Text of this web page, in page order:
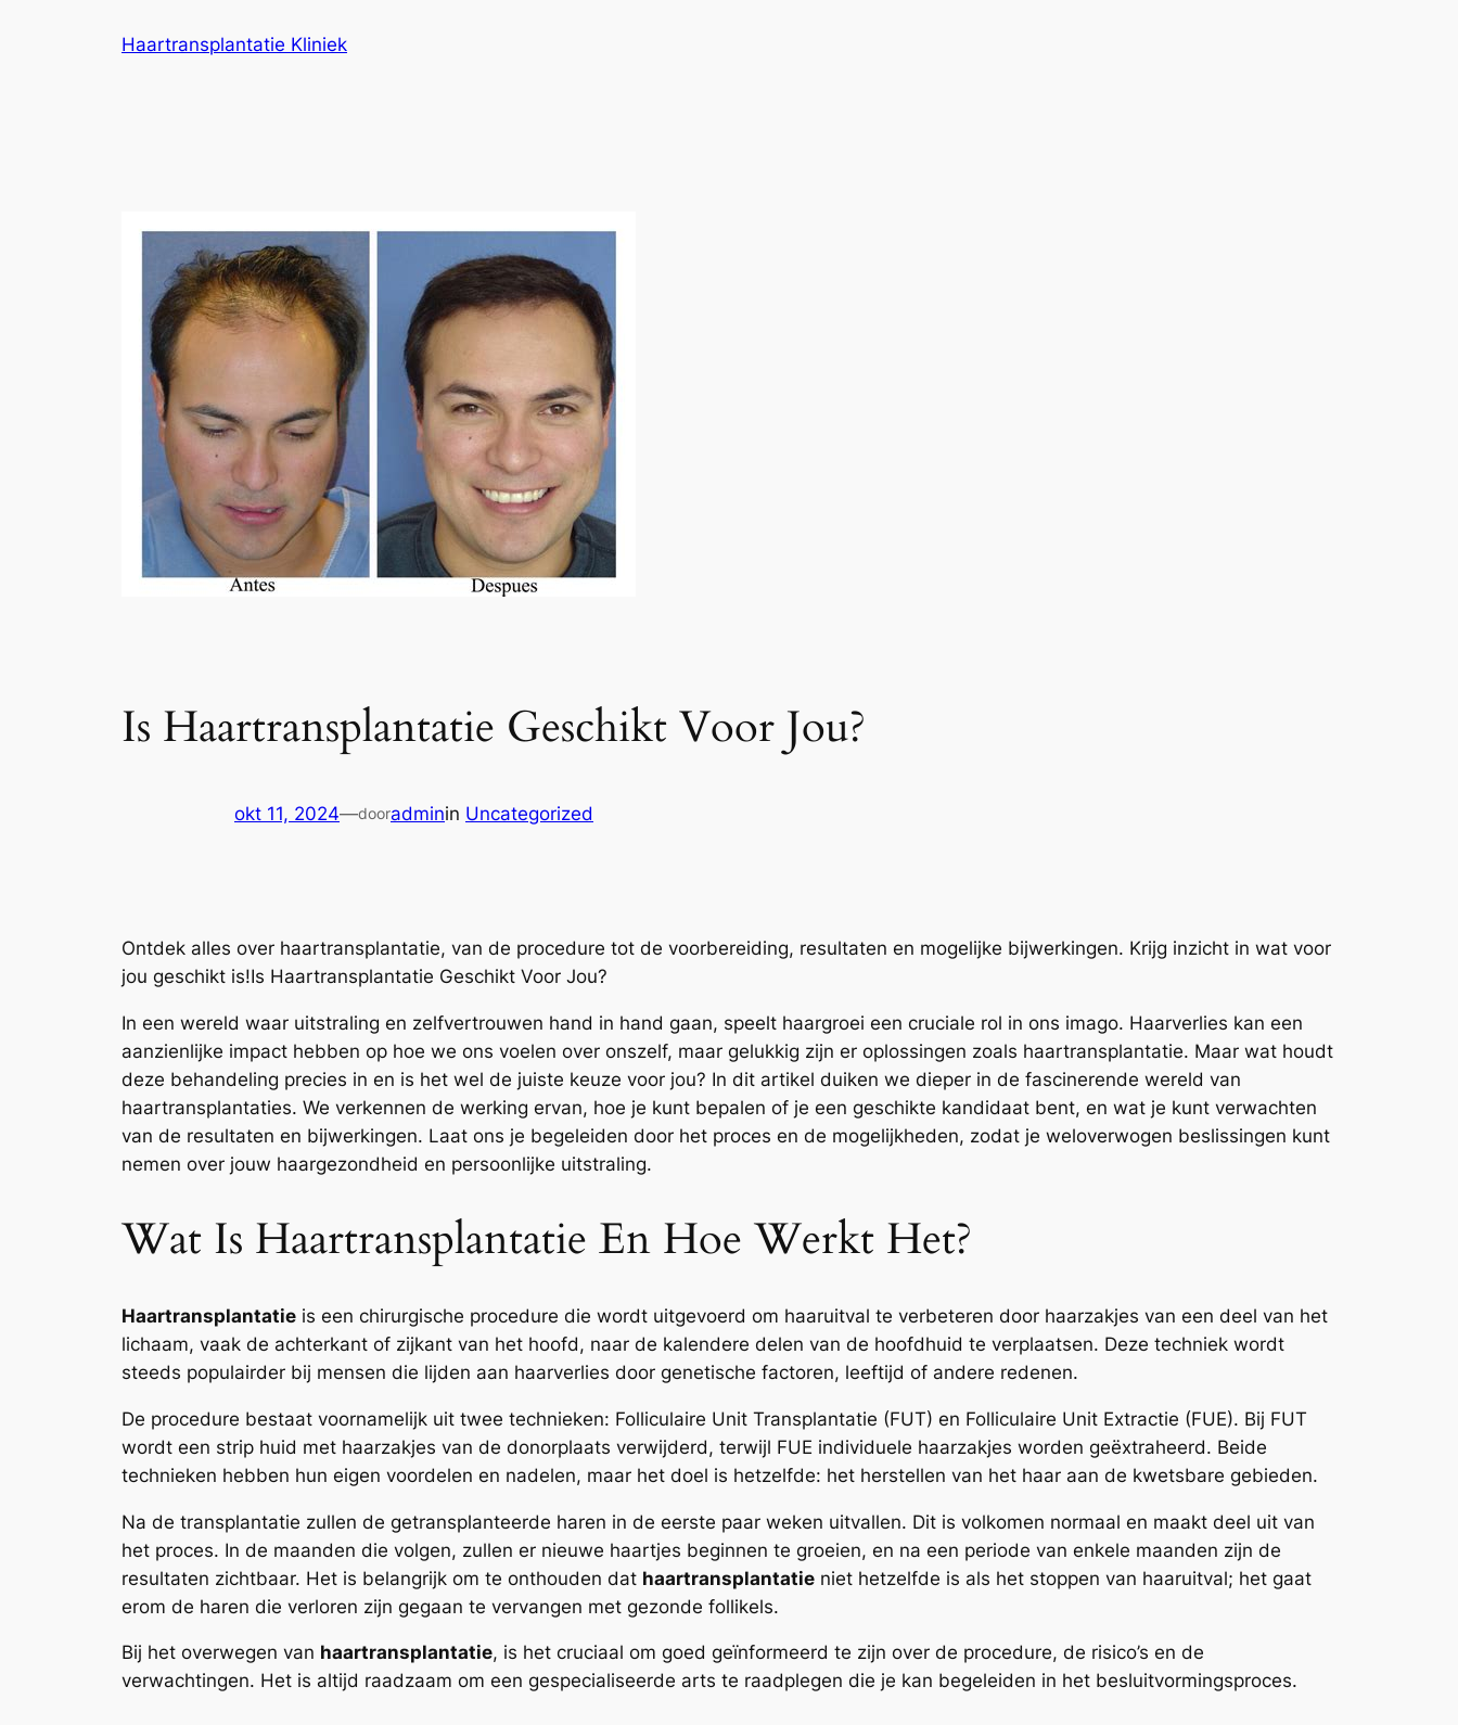
Haartransplantatie Kliniek
Is Haartransplantatie Geschikt Voor Jou?
okt 11, 2024—dooradminin Uncategorized
Ontdek alles over haartransplantatie, van de procedure tot de voorbereiding, resultaten en mogelijke bijwerkingen. Krijg inzicht in wat voor
jou geschikt is!Is Haartransplantatie Geschikt Voor Jou?
In een wereld waar uitstraling en zelfvertrouwen hand in hand gaan, speelt haargroei een cruciale rol in ons imago. Haarverlies kan een
aanzienlijke impact hebben op hoe we ons voelen over onszelf, maar gelukkig zijn er oplossingen zoals haartransplantatie. Maar wat houdt
deze behandeling precies in en is het wel de juiste keuze voor jou? In dit artikel duiken we dieper in de fascinerende wereld van
haartransplantaties. We verkennen de werking ervan, hoe je kunt bepalen of je een geschikte kandidaat bent, en wat je kunt verwachten
van de resultaten en bijwerkingen. Laat ons je begeleiden door het proces en de mogelijkheden, zodat je weloverwogen beslissingen kunt
nemen over jouw haargezondheid en persoonlijke uitstraling.
Wat Is Haartransplantatie En Hoe Werkt Het?
Haartransplantatie is een chirurgische procedure die wordt uitgevoerd om haaruitval te verbeteren door haarzakjes van een deel van het
lichaam, vaak de achterkant of zijkant van het hoofd, naar de kalendere delen van de hoofdhuid te verplaatsen. Deze techniek wordt
steeds populairder bij mensen die lijden aan haarverlies door genetische factoren, leeftijd of andere redenen.
De procedure bestaat voornamelijk uit twee technieken: Folliculaire Unit Transplantatie (FUT) en Folliculaire Unit Extractie (FUE). Bij FUT
wordt een strip huid met haarzakjes van de donorplaats verwijderd, terwijl FUE individuele haarzakjes worden geëxtraheerd. Beide
technieken hebben hun eigen voordelen en nadelen, maar het doel is hetzelfde: het herstellen van het haar aan de kwetsbare gebieden.
Na de transplantatie zullen de getransplanteerde haren in de eerste paar weken uitvallen. Dit is volkomen normaal en maakt deel uit van
het proces. In de maanden die volgen, zullen er nieuwe haartjes beginnen te groeien, en na een periode van enkele maanden zijn de
resultaten zichtbaar. Het is belangrijk om te onthouden dat haartransplantatie niet hetzelfde is als het stoppen van haaruitval; het gaat
erom de haren die verloren zijn gegaan te vervangen met gezonde follikels.
Bij het overwegen van haartransplantatie, is het cruciaal om goed geïnformeerd te zijn over de procedure, de risico’s en de
verwachtingen. Het is altijd raadzaam om een gespecialiseerde arts te raadplegen die je kan begeleiden in het besluitvormingsproces.